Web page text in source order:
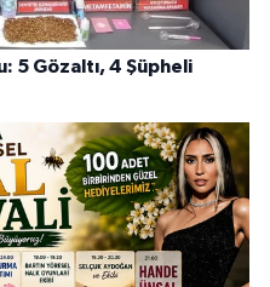
5 Gözaltı, 4 Şüpheli